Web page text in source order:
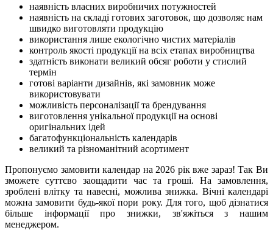
наявність власних виробничих потужностей
наявність на складі готових заготовок, що дозволяє нам
швидко виготовляти продукцію
використання лише екологічно чистих матеріалів
контроль якості продукції на всіх етапах виробництва
здатність виконати великий обсяг роботи у стислий
термін
готові варіанти дизайнів, які замовник може
використовувати
можливість персоналізації та брендування
виготовлення унікальної продукції на основі
оригінальних ідей
багатофункціональність календарів
великий та різноманітний асортимент
Пропонуємо замовити календар на 2026 рік вже зараз! Так Ви
зможете суттєво заощадити час та гроші. На замовлення,
зроблені влітку та навесні, можлива знижка. Вічні календарі
можна замовити будь-якої пори року. Для того, щоб дізнатися
більше інформації про знижки, зв'яжіться з нашим
менеджером.